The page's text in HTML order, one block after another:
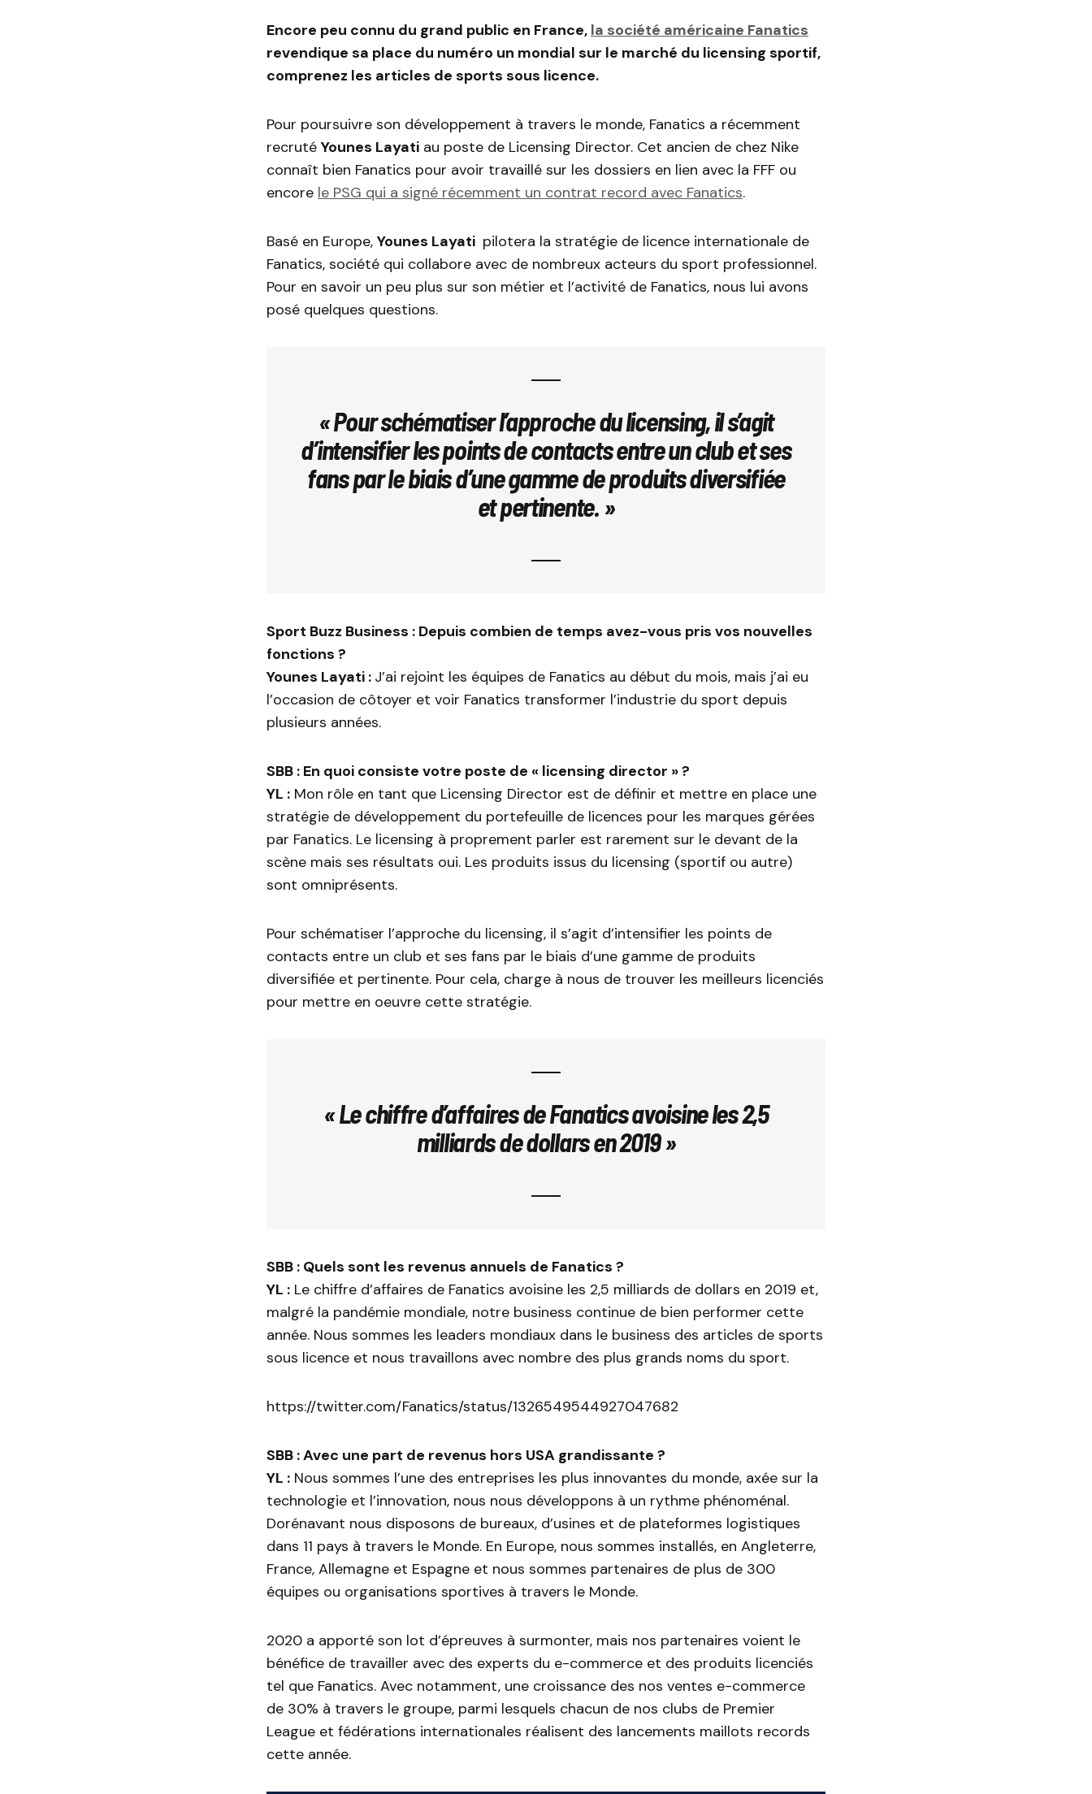
Encore peu connu du grand public en France, la société américaine Fanatics
revendique sa place du numéro un mondial sur le marché du licensing sportif,
comprenez les articles de sports sous licence.
Pour poursuivre son développement à travers le monde, Fanatics a récemment
recruté Younes Layati au poste de Licensing Director. Cet ancien de chez Nike
connaît bien Fanatics pour avoir travaillé sur les dossiers en lien avec la FFF ou
encore le PSG qui a signé récemment un contrat record avec Fanatics.
Basé en Europe, Younes Layati pilotera la stratégie de licence internationale de
Fanatics, société qui collabore avec de nombreux acteurs du sport professionnel.
Pour en savoir un peu plus sur son métier et l’activité de Fanatics, nous lui avons
posé quelques questions.
« Pour schématiser l’approche du licensing, il s’agit
d’intensifier les points de contacts entre un club et ses
fans par le biais d’une gamme de produits diversifiée
et pertinente. »
Sport Buzz Business : Depuis combien de temps avez-vous pris vos nouvelles
fonctions ?
Younes Layati : J’ai rejoint les équipes de Fanatics au début du mois, mais j’ai eu
l’occasion de côtoyer et voir Fanatics transformer l’industrie du sport depuis
plusieurs années.
SBB : En quoi consiste votre poste de « licensing director » ?
YL : Mon rôle en tant que Licensing Director est de définir et mettre en place une
stratégie de développement du portefeuille de licences pour les marques gérées
par Fanatics. Le licensing à proprement parler est rarement sur le devant de la
scène mais ses résultats oui. Les produits issus du licensing (sportif ou autre)
sont omniprésents.
Pour schématiser l’approche du licensing, il s’agit d’intensifier les points de
contacts entre un club et ses fans par le biais d’une gamme de produits
diversifiée et pertinente. Pour cela, charge à nous de trouver les meilleurs licenciés
pour mettre en oeuvre cette stratégie.
« Le chiffre d’affaires de Fanatics avoisine les 2,5
milliards de dollars en 2019 »
SBB : Quels sont les revenus annuels de Fanatics ?
YL : Le chiffre d’affaires de Fanatics avoisine les 2,5 milliards de dollars en 2019 et,
malgré la pandémie mondiale, notre business continue de bien performer cette
année. Nous sommes les leaders mondiaux dans le business des articles de sports
sous licence et nous travaillons avec nombre des plus grands noms du sport.
https://twitter.com/Fanatics/status/1326549544927047682
SBB : Avec une part de revenus hors USA grandissante ?
YL : Nous sommes l’une des entreprises les plus innovantes du monde, axée sur la
technologie et l’innovation, nous nous développons à un rythme phénoménal.
Dorénavant nous disposons de bureaux, d’usines et de plateformes logistiques
dans 11 pays à travers le Monde. En Europe, nous sommes installés, en Angleterre,
France, Allemagne et Espagne et nous sommes partenaires de plus de 300
équipes ou organisations sportives à travers le Monde.
2020 a apporté son lot d’épreuves à surmonter, mais nos partenaires voient le
bénéfice de travailler avec des experts du e-commerce et des produits licenciés
tel que Fanatics. Avec notamment, une croissance des nos ventes e-commerce
de 30% à travers le groupe, parmi lesquels chacun de nos clubs de Premier
League et fédérations internationales réalisent des lancements maillots records
cette année.